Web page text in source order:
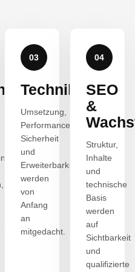
03
Technik
Umsetzung,
Performance,
Sicherheit
und
Erweiterbarkeit
werden
von
Anfang
an
mitgedacht.
04
SEO
&
Struktur,
Inhalte
und
technische
Basis
werden
auf
Sichtbarkeit
und
qualifizierte